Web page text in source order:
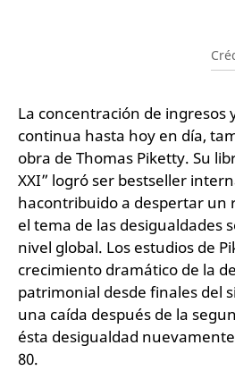
La concentración de ingresos
continua hasta hoy en día,
obra de Thomas Piketty. Su
XXI” logró ser bestseller
hacontribuido a despertar un
el tema de las desigualdades
nivel global. Los estudios de
crecimiento dramático de la
patrimonial desde finales del
una caída después de la
ésta desigualdad
80.